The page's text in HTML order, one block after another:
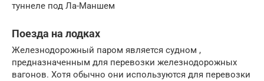
туннеле под Ла-Маншем
Поезда на лодках
Железнодорожный паром является судном ,
предназначенным для перевозки железнодорожных
вагонов. Хотя обычно они используются для перевозки